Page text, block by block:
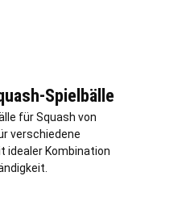
Spielbälle
für Squash von
verschiedene
idealer Kombination